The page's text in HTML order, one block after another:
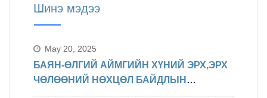
Шинэ мэдээ
May 20, 2025
БАЯН-ӨЛГИЙ АЙМГИЙН ХҮНИЙ ЭРХ,ЭРХ
ЧӨЛӨӨНИЙ НӨХЦӨЛ БАЙДЛЫН